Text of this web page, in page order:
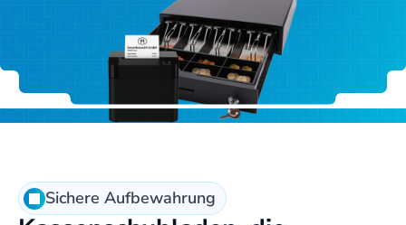
Sichere Aufbewahrung